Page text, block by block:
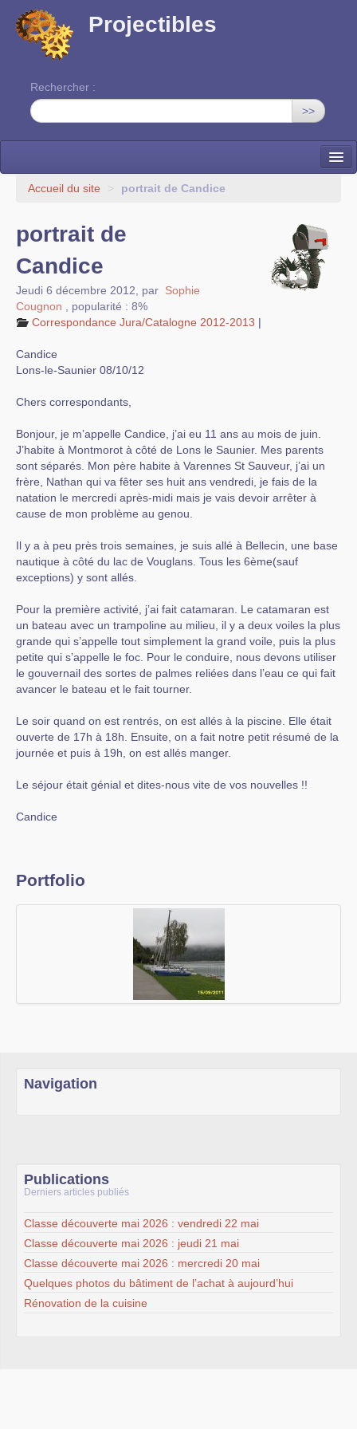
Projectibles
Rechercher :
>>
La ruche
Cinéma
Accueil du site > portrait de Candice
portrait de
Candice
Jeudi 6 décembre 2012 par Sophie
Cougnon
popularité : 8%
Correspondance Jura/Catalogne 2012-2013 |
Candice
Lons-le-Saunier 08/10/12
Chers correspondants,
Bonjour, je m’appelle Candice, j’ai eu 11 ans au mois de juin.
J’habite à Montmorot à côté de Lons le Saunier. Mes parents
sont séparés. Mon père habite à Varennes St Sauveur, j’ai un
frère, Nathan qui va fêter ses huit ans vendredi, je fais de la
natation le mercredi après-midi mais je vais devoir arrêter à
cause de mon problème au genou.
Il y a à peu près trois semaines, je suis allé à Bellecin, une base
nautique à côté du lac de Vouglans. Tous les 6ème(sauf
exceptions) y sont allés.
Pour la première activité, j’ai fait catamaran. Le catamaran est
un bateau avec un trampoline au milieu, il y a deux voiles la plus
grande qui s’appelle tout simplement la grand voile, puis la plus
petite qui s’appelle le foc. Pour le conduire, nous devons utiliser
le gouvernail des sortes de palmes reliées dans l’eau ce qui fait
avancer le bateau et le fait tourner.
Le soir quand on est rentrés, on est allés à la piscine. Elle était
ouverte de 17h à 18h. Ensuite, on a fait notre petit résumé de la
journée et puis à 19h, on est allés manger.
Le séjour était génial et dites-nous vite de vos nouvelles !!
Candice
Portfolio
Navigation
Publications
Derniers articles publiés
Classe découverte mai 2026 : vendredi 22 mai
Classe découverte mai 2026 : jeudi 21 mai
Classe découverte mai 2026 : mercredi 20 mai
Quelques photos du bâtiment de l’achat à aujourd’hui
Rénovation de la cuisine